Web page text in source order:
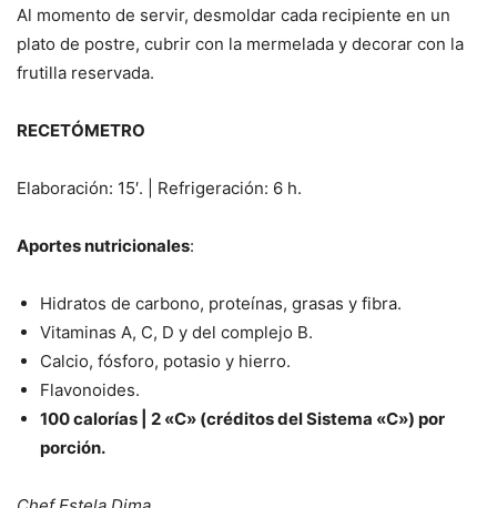
Al momento de servir, desmoldar cada recipiente en un
plato de postre, cubrir con la mermelada y decorar con la
frutilla reservada.
RECETÓMETRO
Elaboración: 15′. | Refrigeración: 6 h.
Aportes nutricionales:
Hidratos de carbono, proteínas, grasas y fibra.
Vitaminas A, C, D y del complejo B.
Calcio, fósforo, potasio y hierro.
Flavonoides.
100 calorías | 2 «C» (créditos del Sistema «C») por
porción.